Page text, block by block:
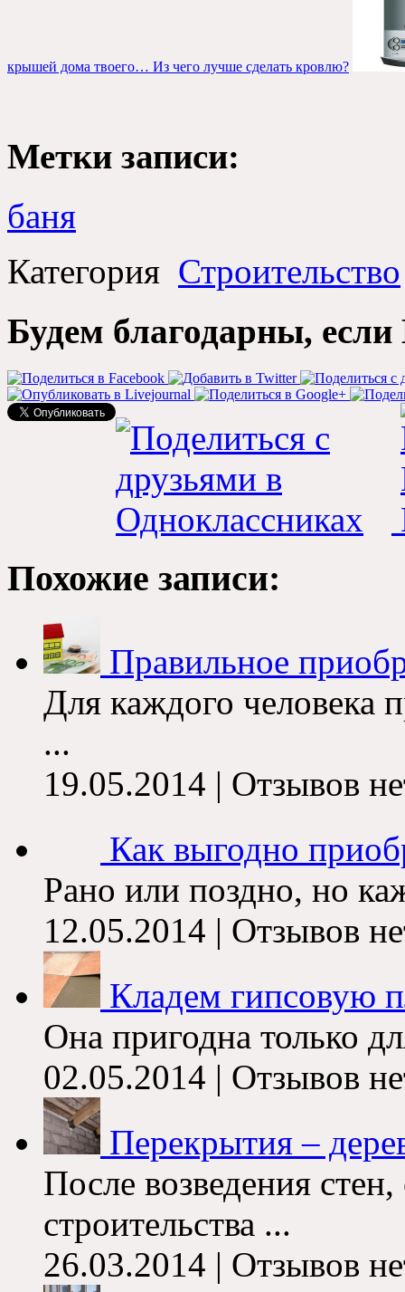
крышей дома твоего… Из чего лучше сделать кровлю?
Метки записи:
баня
Категория Строительство
Будем благодарны, если
Похожие записи:
Правильное
Для каждого человека
...
19.05.2014 | Отзывов
Как выгодно
Рано или поздно, но
12.05.2014 | Отзывов
Кладем гипсовую
Она пригодна только
02.05.2014 | Отзывов
Перекрытия –
После возведения
строительства ...
26.03.2014 | Отзывов